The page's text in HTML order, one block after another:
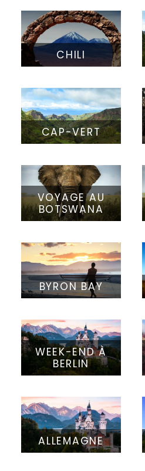
CHILI
CAP-VERT
VOYAGE AU
BOTSWANA
BYRON BAY
WEEK-END À
BERLIN
ALLEMAGNE